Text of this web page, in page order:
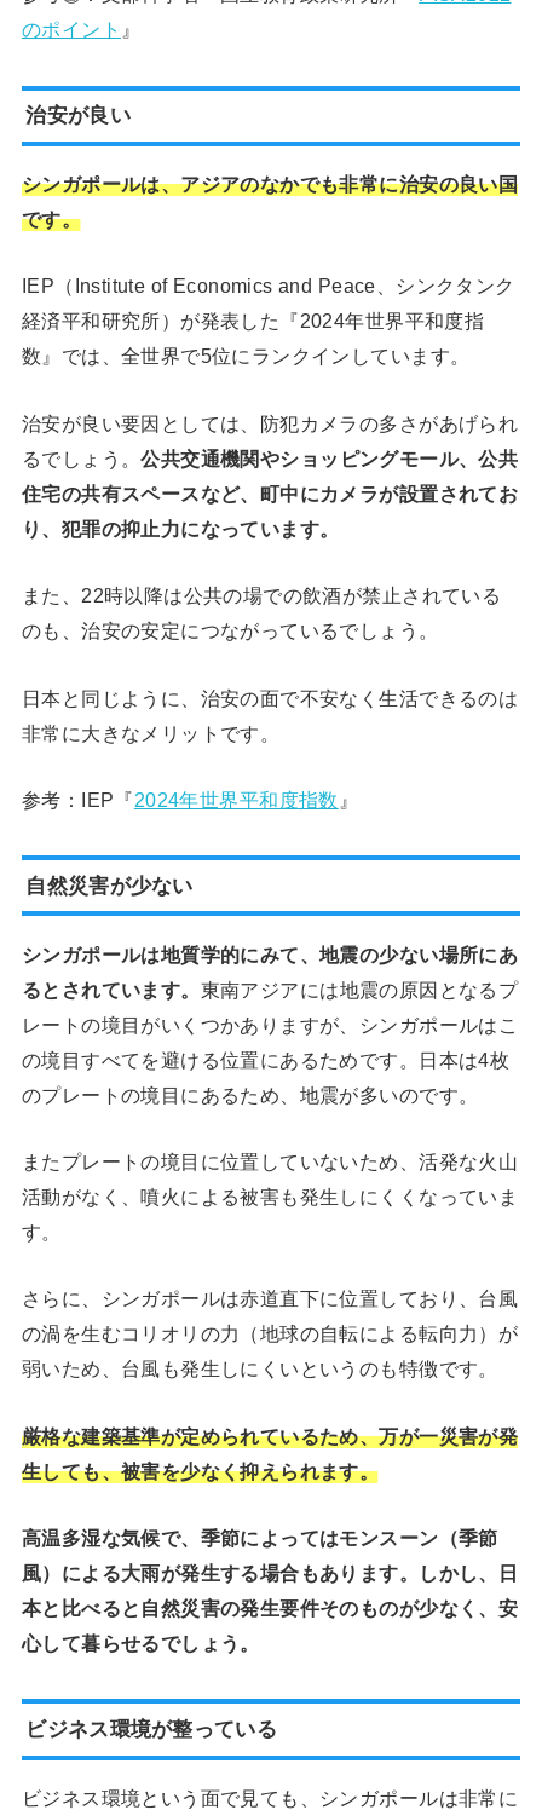
のポイント 』
治安が良い
シンガポールは、アジアのなかでも非常に治安の良い国
です。
IEP（Institute of Economics and Peace、シンクタンク
経済平和研究所）が発表した『2024年世界平和度指
数』では、全世界で5位にランクインしています。
治安が良い要因としては、防犯カメラの多さがあげられ
るでしょう。公共交通機関やショッピングモール、公共
住宅の共有スペースなど、町中にカメラが設置されてお
り、犯罪の抑止力になっています。
また、22時以降は公共の場での飲酒が禁止されている
のも、治安の安定につながっているでしょう。
日本と同じように、治安の面で不安なく生活できるのは
非常に大きなメリットです。
参考：IEP『2024年世界平和度指数 』
自然災害が少ない
シンガポールは地質学的にみて、地震の少ない場所にあ
るとされています。 東南アジアには地震の原因となるプ
レートの境目がいくつかありますが、シンガポールはこ
の境目すべてを避ける位置にあるためです。日本は4枚
のプレートの境目にあるため、地震が多いのです。
またプレートの境目に位置していないため、活発な火山
活動がなく、噴火による被害も発生しにくくなっていま
す。
さらに、シンガポールは赤道直下に位置しており、台風
の渦を生むコリオリの力（地球の自転による転向力）が
弱いため、台風も発生しにくいというのも特徴です。
厳格な建築基準が定められているため、万が一災害が発
生しても、被害を少なく抑えられます。
高温多湿な気候で、季節によってはモンスーン（季節
風）による大雨が発生する場合もあります。しかし、日
本と比べると自然災害の発生要件そのものが少なく、安
心して暮らせるでしょう。
ビジネス環境が整っている
ビジネス環境という面で見ても、シンガポールは非常に